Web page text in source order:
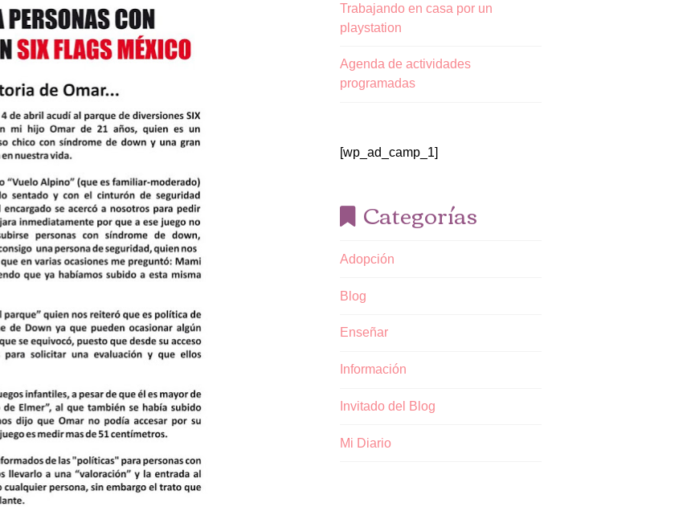
Trabajando en casa por un
playstation
Agenda de actividades
programadas
[wp_ad_camp_1]
Categorías
Adopción
Blog
Enseñar
Información
Invitado del Blog
Mi Diario